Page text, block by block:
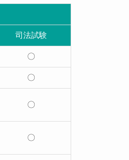
司法試験
〇
〇
〇
〇